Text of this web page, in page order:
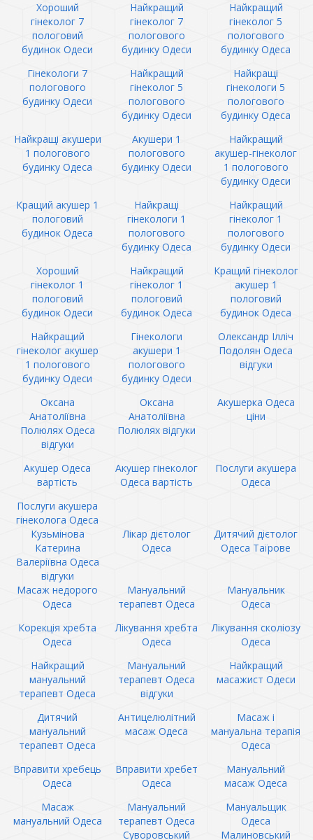
Хороший
гінеколог 7
пологовий
будинок Одеси
Найкращий
гінеколог 7
пологового
будинку Одеси
Найкращий
гінеколог 5
пологового
будинку Одеса
Гінекологи 7
пологового
будинку Одеси
Найкращий
гінеколог 5
пологового
будинку Одеси
Найкращі
гінекологи 5
пологового
будинку Одеса
Найкращі акушери
1 пологового
будинку Одеса
Акушери 1
пологового
будинку Одеси
Найкращий
акушер-гінеколог
1 пологового
будинку Одеси
Кращий акушер 1
пологовий
будинок Одеса
Найкращі
гінекологи 1
пологового
будинку Одеса
Найкращий
гінеколог 1
пологового
будинку Одеси
Хороший
гінеколог 1
пологовий
будинок Одеси
Найкращий
гінеколог 1
пологовий
будинок Одеса
Кращий гінеколог
акушер 1
пологовий
будинок Одеса
Найкращий
гінеколог акушер
1 пологового
будинку Одеси
Гінекологи
акушери 1
пологового
будинку Одеси
Олександр Ілліч
Подолян Одеса
відгуки
Оксана
Анатоліївна
Полюлях Одеса
відгуки
Оксана
Анатоліївна
Полюлях відгуки
Акушерка Одеса
ціни
Акушер Одеса
вартість
Акушер гінеколог
Одеса вартість
Послуги акушера
Одеса
Послуги акушера
гінеколога Одеса
Кузьмінова
Катерина
Валеріївна Одеса
відгуки
Лікар дієтолог
Одеса
Дитячий дієтолог
Одеса Таїрове
Масаж недорого
Одеса
Мануальний
терапевт Одеса
Мануальник
Одеса
Корекція хребта
Одеса
Лікування хребта
Одеса
Лікування сколіозу
Одеса
Найкращий
мануальний
терапевт Одеса
Мануальний
терапевт Одеса
відгуки
Найкращий
масажист Одеси
Дитячий
мануальний
терапевт Одеса
Антицелюлітний
масаж Одеса
Масаж і
мануальна терапія
Одеса
Вправити хребець
Одеса
Вправити хребет
Одеса
Мануальний
масаж Одеса
Масаж
мануальний Одеса
Мануальний
терапевт Одеса
Суворовський
Мануальщик
Одеса
Малиновський